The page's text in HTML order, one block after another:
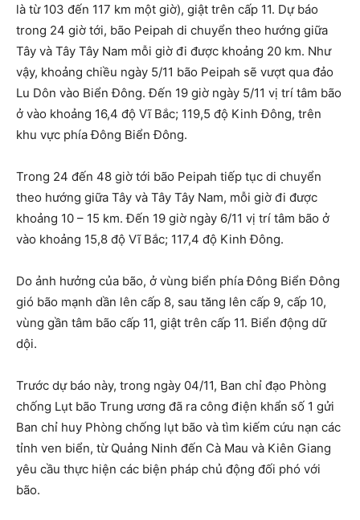
là từ 103 đến 117 km một giờ), giật trên cấp 11. Dự báo
trong 24 giờ tới, bão Peipah di chuyển theo hướng giữa
Tây và Tây Tây Nam mỗi giờ đi được khoảng 20 km. Như
vậy, khoảng chiều ngày 5/11 bão Peipah sẽ vượt qua đảo
Lu Dôn vào Biển Đông. Đến 19 giờ ngày 5/11 vị trí tâm bão
ở vào khoảng 16,4 độ Vĩ Bắc; 119,5 độ Kinh Đông, trên
khu vực phía Đông Biển Đông.
Trong 24 đến 48 giờ tới bão Peipah tiếp tục di chuyển
theo hướng giữa Tây và Tây Tây Nam, mỗi giờ đi được
khoảng 10 – 15 km. Đến 19 giờ ngày 6/11 vị trí tâm bão ở
vào khoảng 15,8 độ Vĩ Bắc; 117,4 độ Kinh Đông.
Do ảnh hưởng của bão, ở vùng biển phía Đông Biển Đông
gió bão mạnh dần lên cấp 8, sau tăng lên cấp 9, cấp 10,
vùng gần tâm bão cấp 11, giật trên cấp 11. Biển động dữ
dội.
Trước dự báo này, trong ngày 04/11, Ban chỉ đạo Phòng
chống Lụt bão Trung ương đã ra công điện khẩn số 1 gửi
Ban chỉ huy Phòng chống lụt bão và tìm kiếm cứu nạn các
tỉnh ven biển, từ Quảng Ninh đến Cà Mau và Kiên Giang
yêu cầu thực hiện các biện pháp chủ động đối phó với
bão.